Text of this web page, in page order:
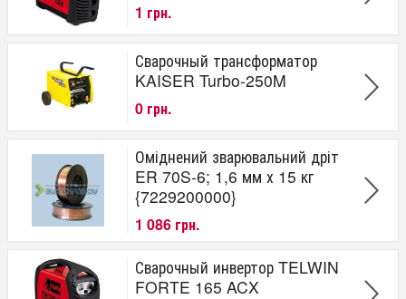
1 грн.
Сварочный трансформатор
KAISER Turbo-250M
0 грн.
Оміднений зварювальний дріт
ER 70S-6; 1,6 мм х 15 кг
{7229200000}
1 086 грн.
Сварочный инвертор TELWIN
FORTE 165 ACX